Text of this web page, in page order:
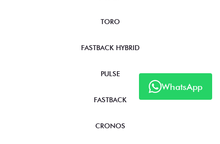
WhatsApp
TORO
FASTBACK HYBRID
PULSE
FASTBACK
CRONOS